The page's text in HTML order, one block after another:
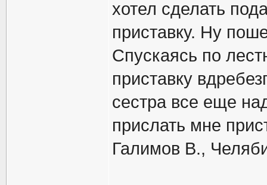
хотел сделать
приставку. Ну
Спускаясь по
приставку
сестра все еще
прислать мне
Галимов В.,